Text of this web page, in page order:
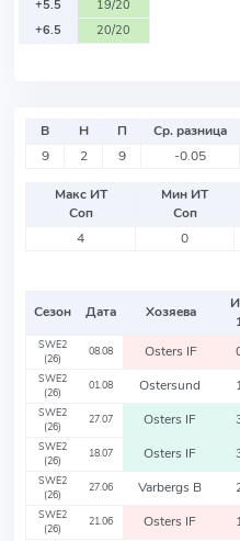
+5.5
19/20
+6.5
20/20
В Н П Ср. разница
9
2 9 -0.05
Макс ИТ
Соп
Мин ИТ
Соп
4
0
Сезон Дата Хозяева
SWE2
(26)
08.08 Osters IF
SWE2
(26)
01.08 Ostersund
SWE2
(26)
27.07 Osters IF
SWE2
(26)
18.07 Osters IF
SWE2
(26)
27.06 Varbergs B
SWE2
(26)
21.06 Osters IF